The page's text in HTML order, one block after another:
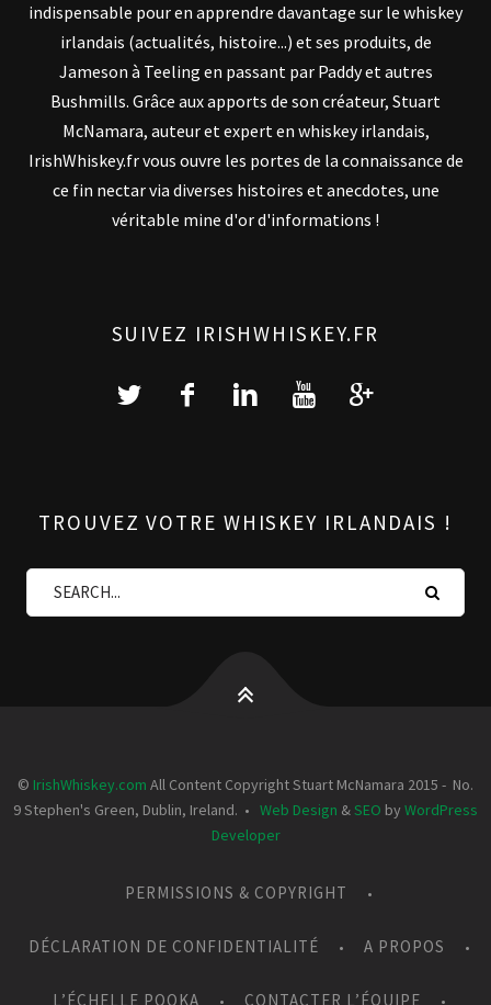
indispensable pour en apprendre davantage sur le whiskey
irlandais (actualités, histoire...) et ses produits, de
Jameson à Teeling en passant par Paddy et autres
Bushmills. Grâce aux apports de son créateur, Stuart
McNamara, auteur et expert en whiskey irlandais,
IrishWhiskey.fr vous ouvre les portes de la connaissance de
ce fin nectar via diverses histoires et anecdotes, une
véritable mine d'or d'informations !
SUIVEZ IRISHWHISKEY.FR
TROUVEZ VOTRE WHISKEY IRLANDAIS !
© IrishWhiskey.com All Content Copyright Stuart McNamara 2015 - No.
9 Stephen's Green, Dublin, Ireland. • Web Design &SEO by WordPress
Developer
PERMISSIONS & COPYRIGHT
DÉCLARATION DE CONFIDENTIALITÉ A PROPOS
L’ÉCHELLE POOKA CONTACTER L’ÉQUIPE